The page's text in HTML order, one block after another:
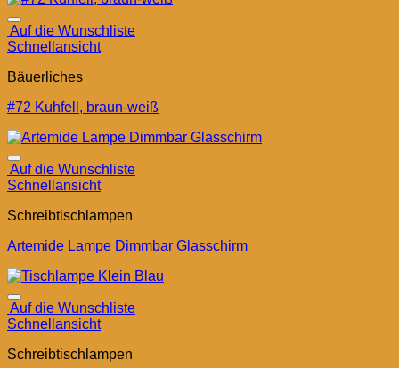
Auf die Wunschliste
Schnellansicht
Bäuerliches
#72 Kuhfell, braun-weiß
Auf die Wunschliste
Schnellansicht
Schreibtischlampen
Artemide Lampe Dimmbar Glasschirm
Auf die Wunschliste
Schnellansicht
Schreibtischlampen